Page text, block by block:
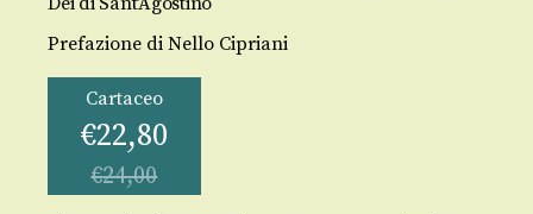
Prefazione di Nello Cipriani
Cartaceo
€22,80
€24,00